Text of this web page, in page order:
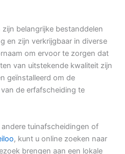
belangrijke bestanddelen
en zijn verkrijgbaar in diverse
om ervoor te zorgen dat
van uitstekende kwaliteit zijn
geïnstalleerd om de
de erfafscheiding te
tuinafscheidingen of
, kunt u online zoeken naar
brengen aan een lokale